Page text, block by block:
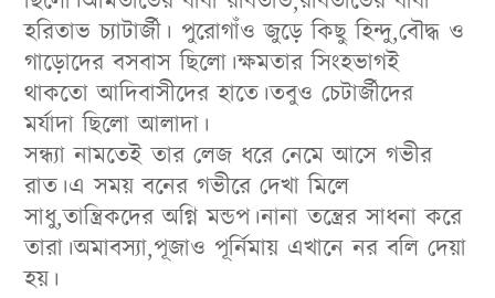
হরিতাভ চ্যাটার্জী। পুরোগাঁও জুড়ে কিছু হিন্দু,বৌদ্ধ ও
গাড়োদের বসবাস ছিলো।ক্ষমতার সিংহভাগই
থাকতো আদিবাসীদের হাতে।তবুও চেটার্জীদের
মর্যাদা ছিলো আলাদা।
সন্ধ্যা নামতেই তার লেজ ধরে নেমে আসে গভীর
রাত।এ সময় বনের গভীরে দেখা মিলে
সাধু,তান্ত্রিকদের অগ্নি মন্ডপ।নানা তন্ত্রের সাধনা করে
তারা।অমাবস্যা,পূজাও পূর্নিমায় এখানে নর বলি দেয়া
হয়।